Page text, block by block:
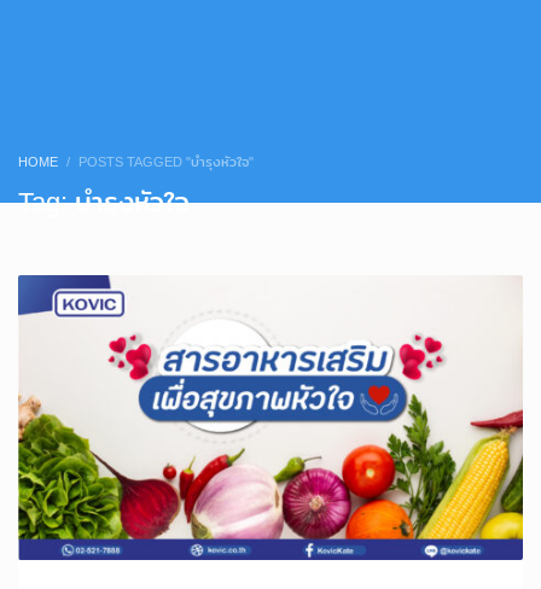
HOME POSTS TAGGED "บำรุงหัวใจ"
Tag: บำรุงหัวใจ